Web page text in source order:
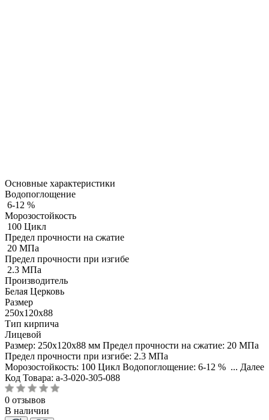
Основные характеристики
Водопоглощение
6-12 %
Морозостойкость
100 Цикл
Предел прочности на сжатие
20 МПа
Предел прочности при изгибе
2.3 МПа
Производитель
Белая Церковь
Размер
250х120х88
Тип кирпича
Лицевой
Размер: 250х120х88 мм Предел прочности на сжатие: 20 МПа
Предел прочности при изгибе: 2.3 МПа
Морозостойкость: 100 Цикл Водопоглощение: 6-12 % ... Далее
Код Товара: a-3-020-305-088
0 отзывов
В наличии